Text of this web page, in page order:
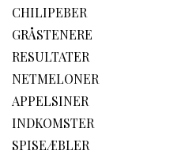
CHILIPEBER
GRÅSTENERE
RESULTATER
NETMELONER
APPELSINER
INDKOMSTER
SPISEÆBLER